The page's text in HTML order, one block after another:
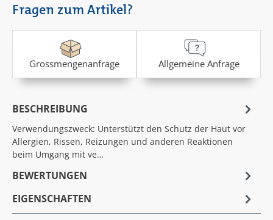
Fragen zum Artikel?
Grossmengenanfrage Allgemeine Anfrage
BESCHREIBUNG
Verwendungszweck: Unterstützt den Schutz der Haut vor
Allergien, Rissen, Reizungen und anderen Reaktionen
beim Umgang mit ve…
BEWERTUNGEN
EIGENSCHAFTEN